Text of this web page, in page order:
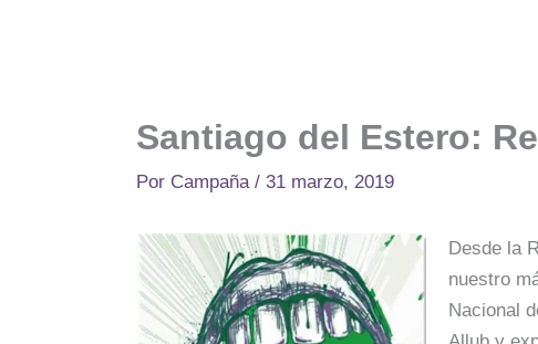
Santiago del Estero:
Por Campaña / 31 marzo, 2019
Desde la
nuestro
Nacional